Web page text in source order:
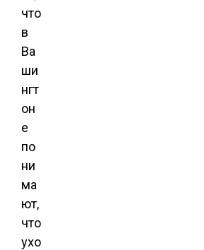
что
в
Ва
ши
нгт
он
е
по
ни
ма
ют,
что
ухо